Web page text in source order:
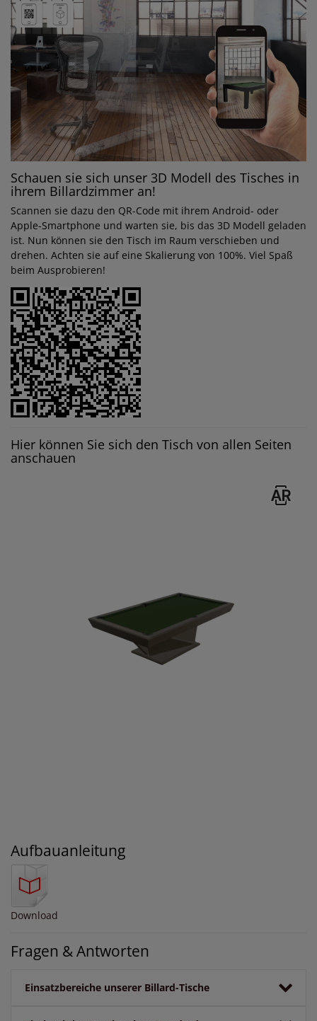
Schauen sie sich unser 3D Modell des Tisches in
ihrem Billardzimmer an!
Scannen sie dazu den QR-Code mit ihrem Android- oder
Apple-Smartphone und warten sie, bis das 3D Modell geladen
ist. Nun können sie den Tisch im Raum verschieben und
drehen. Achten sie auf eine Skalierung von 100%. Viel Spaß
beim Ausprobieren!
Hier können Sie sich den Tisch von allen Seiten
anschauen
Aufbauanleitung
Download
Fragen & Antworten
Einsatzbereiche unserer Billard-Tische